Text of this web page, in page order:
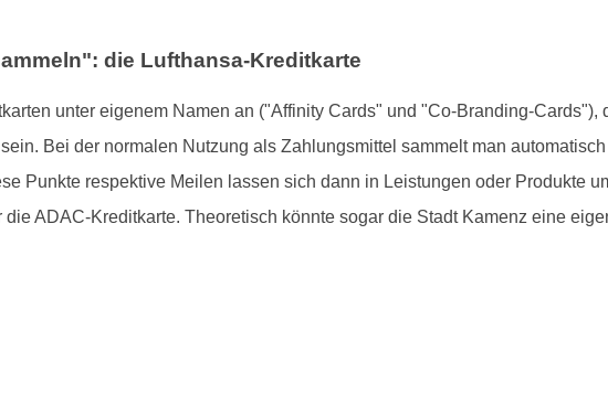
die Lufthansa-Kreditkarte
unter eigenem Namen an ("Affinity Cards" und "Co-Branding-
Bei der normalen Nutzung als Zahlungsmittel sammelt man
Punkte respektive Meilen lassen sich dann in Leistungen oder Produkte
ADAC-Kreditkarte. Theoretisch könnte sogar die Stadt Kamenz eine